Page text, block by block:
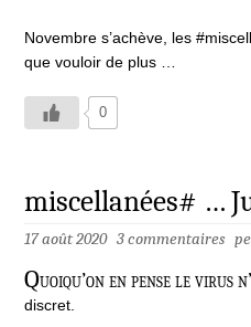
Novembre s’achève, les
que vouloir de plus …
0
miscellanées# …
17 août 2020 3 commentaires
Quoiqu’on en pense le virus
discret.